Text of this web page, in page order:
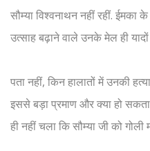
सौम्या विश्वनाथन नहीं रहीं.
उत्साह बढ़ाने वाले उनके मेल ही
पता नहीं, किन हालातों में उनकी
इससे बड़ा प्रमाण और क्या हो
ही नहीं चला कि सौम्या जी को गोली